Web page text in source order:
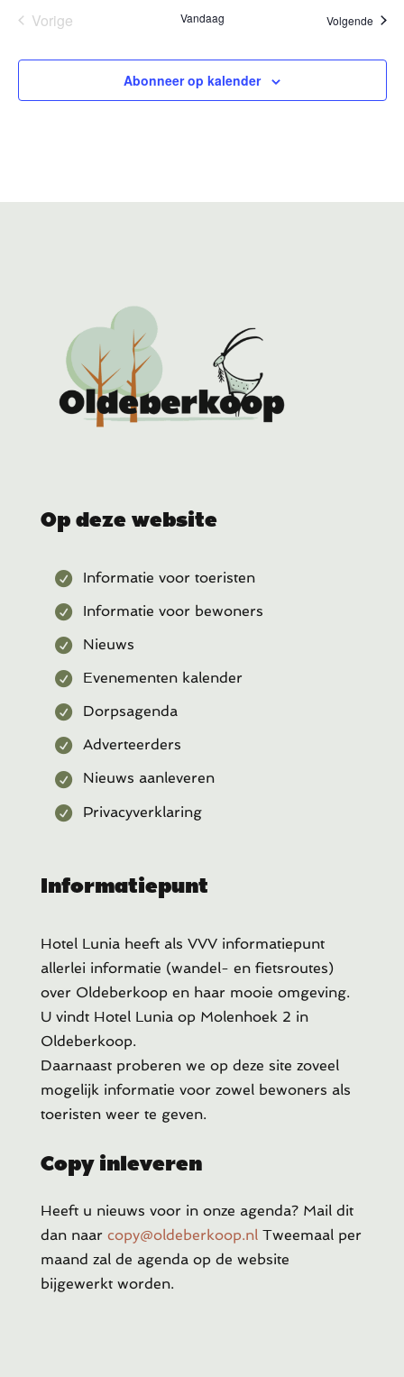
Vorige
Vandaag Volgende
Abonneer op kalender
Op deze website
Informatie voor toeristen
Informatie voor bewoners
Nieuws
Evenementen kalender
Dorpsagenda
Adverteerders
Nieuws aanleveren
Privacyverklaring
Informatiepunt
Hotel Lunia heeft als VVV informatiepunt
allerlei informatie (wandel- en fietsroutes)
over Oldeberkoop en haar mooie omgeving.
U vindt Hotel Lunia op Molenhoek 2 in
Oldeberkoop.
Daarnaast proberen we op deze site zoveel
mogelijk informatie voor zowel bewoners als
toeristen weer te geven.
Copy inleveren
Heeft u nieuws voor in onze agenda? Mail dit
dan naar copy@oldeberkoop.nl Tweemaal per
maand zal de agenda op de website
bijgewerkt worden.